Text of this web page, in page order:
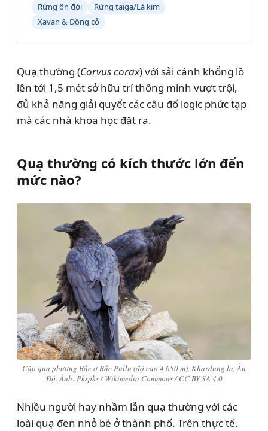
Rừng ôn đới
Rừng taiga/Lá kim
Xavan & Đồng cỏ
Quạ thường (Corvus corax) với sải cánh khổng lồ
lên tới 1,5 mét sở hữu trí thông minh vượt trội,
đủ khả năng giải quyết các câu đố logic phức tạp
mà các nhà khoa học đặt ra.
Quạ thường có kích thước lớn đến
mức nào?
Cặp quạ phương Bắc ở Bắc Pullu (độ cao 4.650 m), Khardung la, Ấn
Độ. Ảnh: Pkspks / Wikimedia Commons / CC BY-SA 4.0
Nhiều người hay nhầm lẫn quạ thường với các
loài quạ đen nhỏ bé ở thành phố. Trên thực tế,